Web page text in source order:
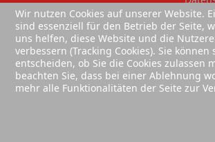
Wir nutzen Cookies auf unserer Website.
sind essenziell für den Betrieb der Seite,
uns helfen, diese Website und die
verbessern (Tracking Cookies). Sie können
entscheiden, ob Sie die Cookies zulassen
beachten Sie, dass bei einer Ablehnung
mehr alle Funktionalitäten der Seite zur